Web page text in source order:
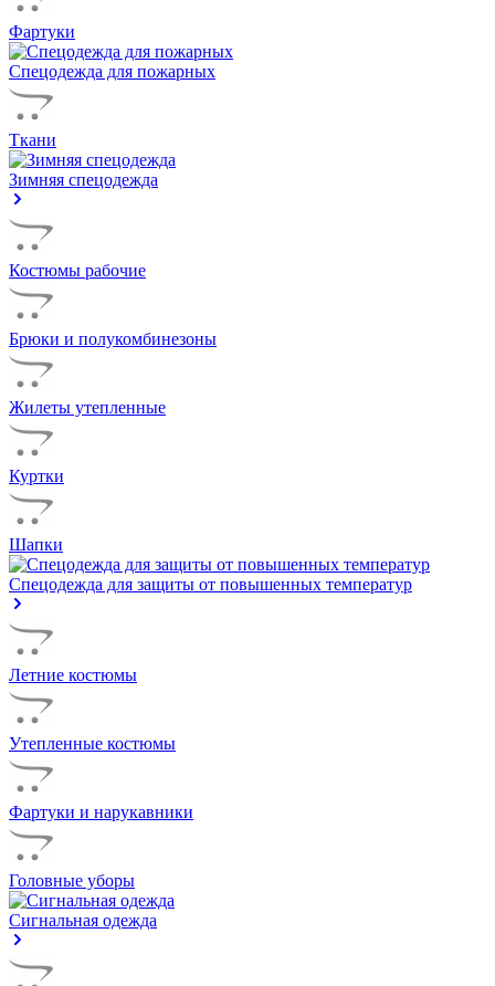
Фартуки
Спецодежда для пожарных
Ткани
Зимняя спецодежда
Костюмы рабочие
Брюки и полукомбинезоны
Жилеты утепленные
Куртки
Шапки
Спецодежда для защиты от повышенных температур
Летние костюмы
Утепленные костюмы
Фартуки и нарукавники
Головные уборы
Сигнальная одежда